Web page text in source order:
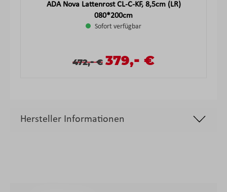
ADA Nova Lattenrost CL-C-KF, 8,5cm (LR)
080*200cm
Sofort verfügbar
Verkaufspreis:
Regulärer Preis:
472,-€ Verkaufspreis:
379,- €
Hersteller Informationen